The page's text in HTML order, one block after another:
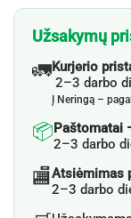
Užsakymų
🚛Kurjerio
2–3 darbo
Į Neringą –
📦Paštomatai
2–3 darbo
🏬Atsiėmimas
2–3 darbo